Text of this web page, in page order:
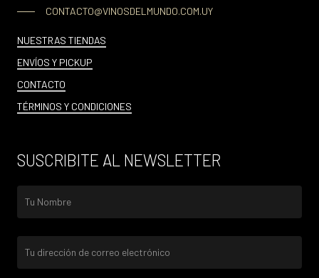
CONTACTO@VINOSDELMUNDO.COM.UY
NUESTRAS TIENDAS
ENVÍOS Y PICKUP
CONTACTO
TÉRMINOS Y CONDICIONES
SUSCRIBITE AL NEWSLETTER